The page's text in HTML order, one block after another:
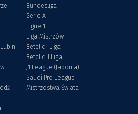
Bundesliga
Serie A
Ligue 1
Liga Mistrzów
Betclic I Liga
Betclic II Liga
J1 League (Japonia)
Saudi Pro League
Mistrzostwa Świata